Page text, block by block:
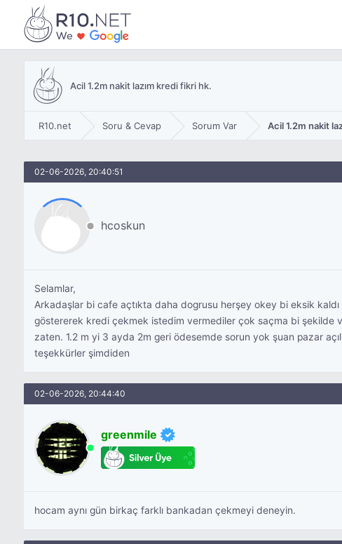
Acil 1.2m nakit lazım kredi fikri hk.
R10.net Soru & Cevap Sorum Var Acil 1.2m nakit
02-06-2026, 20:40:51
hcoskun
Selamlar,
Arkadaşlar bi cafe açtıkta daha dogrusu herşey okey bi eksik
göstererek kredi çekmek istedim vermediler çok saçma bi şekilde
zaten. 1.2 m yi 3 ayda 2m geri ödesemde sorun yok şuan pazar
teşekkürler şimdiden
02-06-2026, 20:44:40
greenmile
hocam aynı gün birkaç farklı bankadan çekmeyi deneyin.